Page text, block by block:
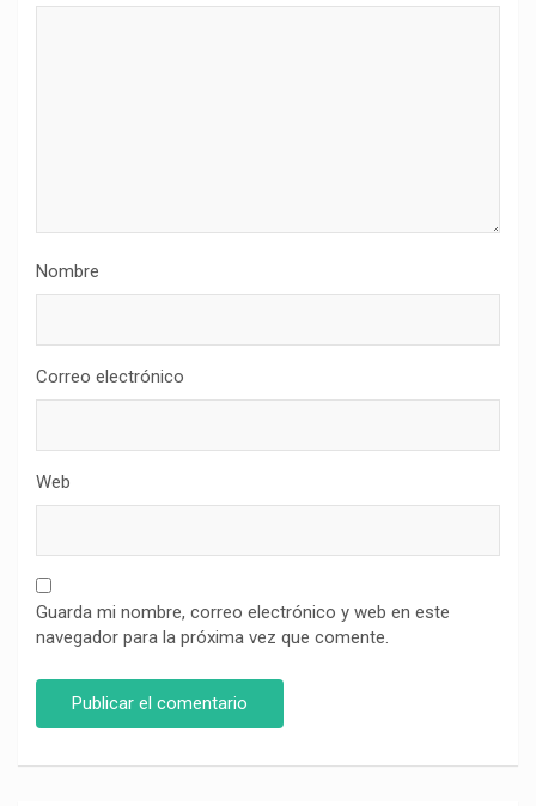
Nombre
Correo electrónico
Web
Guarda mi nombre, correo electrónico y web en este
navegador para la próxima vez que comente.